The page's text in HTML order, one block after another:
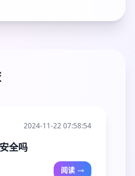
2024-11-22 07:58:54
全吗
阅读